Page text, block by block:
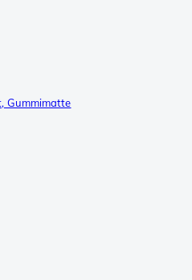
Gummimatte